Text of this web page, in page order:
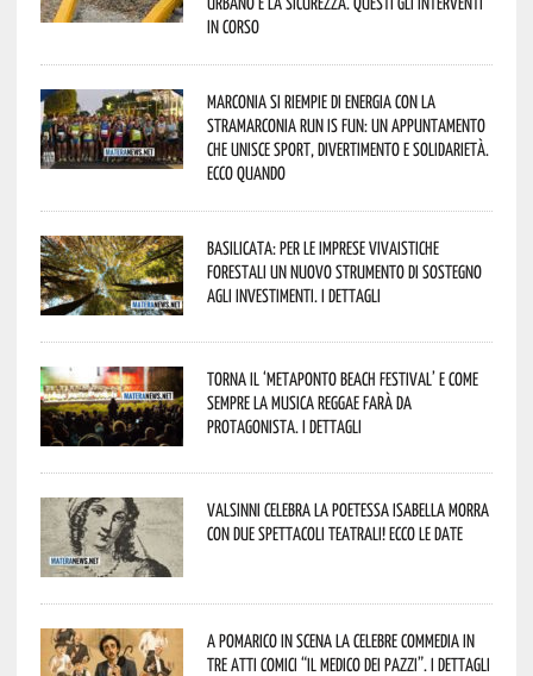
in corso
Marconia si riempie di energia con la
StraMarconia Run is Fun: un appuntamento
che unisce sport, divertimento e solidarietà.
Ecco quando
Basilicata: per le imprese vivaistiche
forestali un nuovo strumento di sostegno
agli investimenti. I dettagli
Torna il ‘Metaponto beach festival’ e come
sempre la musica reggae farà da
protagonista. I dettagli
Valsinni celebra la poetessa Isabella Morra
con due spettacoli teatrali! Ecco le date
A Pomarico in scena la celebre commedia in
tre atti comici “Il medico dei pazzi”. I dettagli